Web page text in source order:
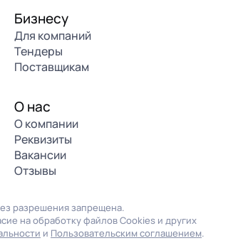
Бизнесу
Для компаний
Тендеры
Поставщикам
О нас
О компании
Реквизиты
Вакансии
Отзывы
разрешения запрещена.
на обработку файлов Cookies и других
и Пользовательским соглашением.